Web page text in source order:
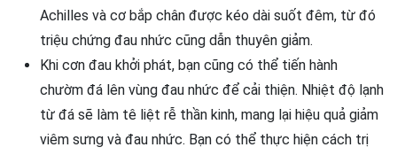
Achilles và cơ bắp chân được kéo dài suốt đêm, từ đó
triệu chứng đau nhức cũng dẫn thuyên giảm.
Khi cơn đau khởi phát, bạn cũng có thể tiến hành
chườm đá lên vùng đau nhức để cải thiện. Nhiệt độ lạnh
từ đá sẽ làm tê liệt rễ thần kinh, mang lại hiệu quả giảm
viêm sưng và đau nhức. Bạn có thể thực hiện cách trị